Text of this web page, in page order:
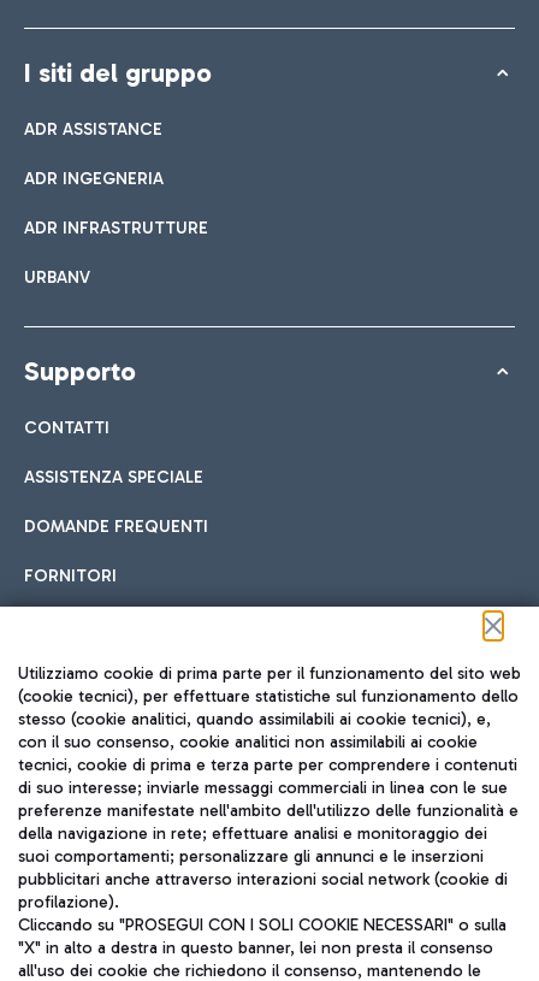
I siti del gruppo
ADR ASSISTANCE
ADR INGEGNERIA
ADR INFRASTRUTTURE
URBANV
Supporto
CONTATTI
ASSISTENZA SPECIALE
DOMANDE FREQUENTI
FORNITORI
Seguici sui social
TRAVEL JOURNAL
ITA
Utilizziamo cookie di prima parte per il funzionamento del sito web
(cookie tecnici), per effettuare statistiche sul funzionamento dello
stesso (cookie analitici, quando assimilabili ai cookie tecnici), e,
con il suo consenso, cookie analitici non assimilabili ai cookie
tecnici, cookie di prima e terza parte per comprendere i contenuti
di suo interesse; inviarle messaggi commerciali in linea con le sue
preferenze manifestate nell'ambito dell'utilizzo delle funzionalità e
della navigazione in rete; effettuare analisi e monitoraggio dei
suoi comportamenti; personalizzare gli annunci e le inserzioni
pubblicitari anche attraverso interazioni social network (cookie di
profilazione).
Cliccando su "PROSEGUI CON I SOLI COOKIE NECESSARI" o sulla
"X" in alto a destra in questo banner, lei non presta il consenso
all'uso dei cookie che richiedono il consenso, mantenendo le